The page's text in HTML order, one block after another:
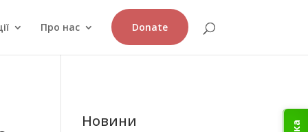
Про нас Donate
Новини